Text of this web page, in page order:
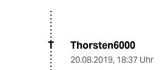
T Thorsten6000
20.08.2019, 18:37 Uhr